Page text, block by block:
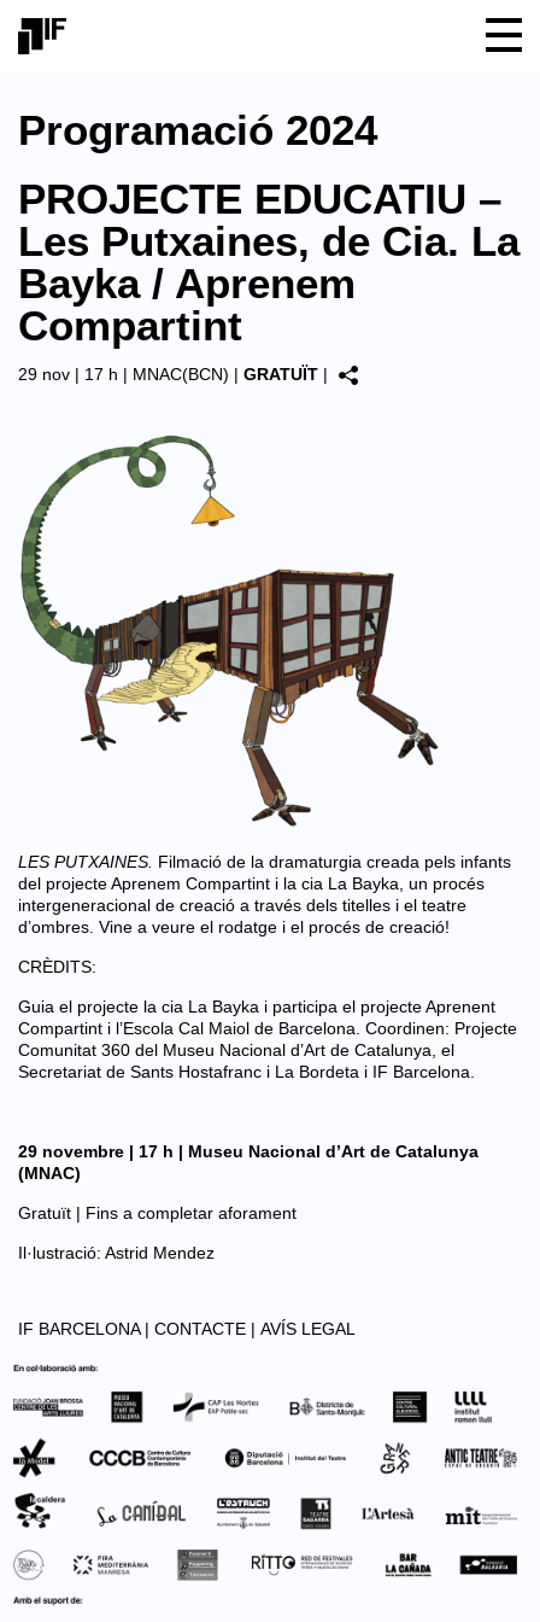
Programació 2024
PROJECTE EDUCATIU –
Les Putxaines, de Cia. La
Bayka / Aprenem
Compartint
29 nov | 17 h | MNAC(BCN) | GRATUÏT |
LES PUTXAINES. Filmació de la dramaturgia creada pels infants
del projecte Aprenem Compartint i la cia La Bayka, un procés
intergeneracional de creació a través dels titelles i el teatre
d’ombres. Vine a veure el rodatge i el procés de creació!
CRÈDITS:
Guia el projecte la cia La Bayka i participa el projecte Aprenent
Compartint i l’Escola Cal Maiol de Barcelona. Coordinen: Projecte
Comunitat 360 del Museu Nacional d’Art de Catalunya, el
Secretariat de Sants Hostafranc i La Bordeta i IF Barcelona.
29 novembre | 17 h | Museu Nacional d’Art de Catalunya
(MNAC)
Gratuït | Fins a completar aforament
Il·lustració: Astrid Mendez
IF BARCELONA | CONTACTE | AVÍS LEGAL